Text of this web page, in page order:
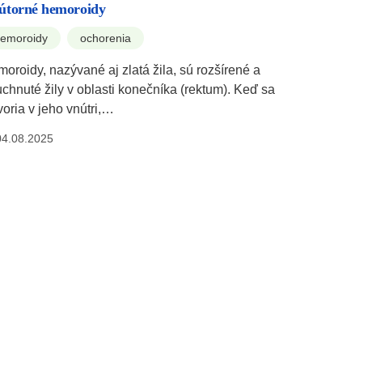
hemoroidy
ochorenia
nazývané aj zlatá žila, sú rozšírené a
žily v oblasti konečníka (rektum). Keď sa
v jeho vnútri,…